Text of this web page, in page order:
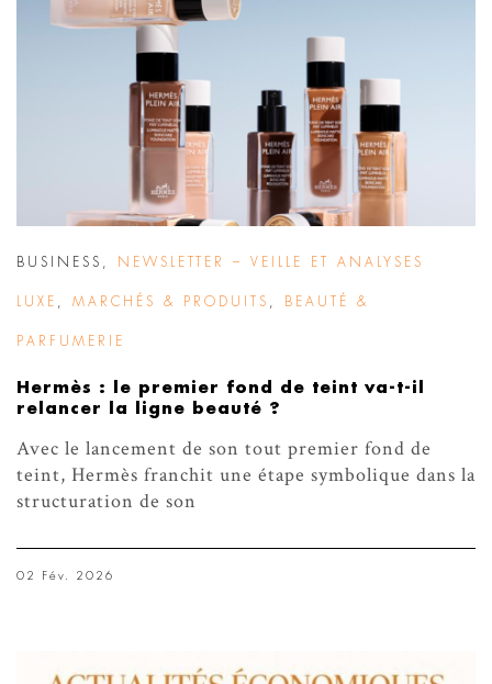
BUSINESS NEWSLETTER – VEILLE ET ANALYSES
LUXE MARCHÉS & PRODUITS BEAUTÉ &
PARFUMERIE
Hermès : le premier fond de teint va-t-il
relancer la ligne beauté ?
Avec le lancement de son tout premier fond de
teint, Hermès franchit une étape symbolique dans la
structuration de son
02 Fév. 2026